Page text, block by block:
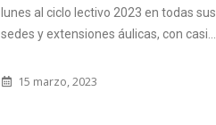
lunes al ciclo lectivo 2023 en todas sus
sedes y extensiones áulicas, con casi...
15 marzo, 2023